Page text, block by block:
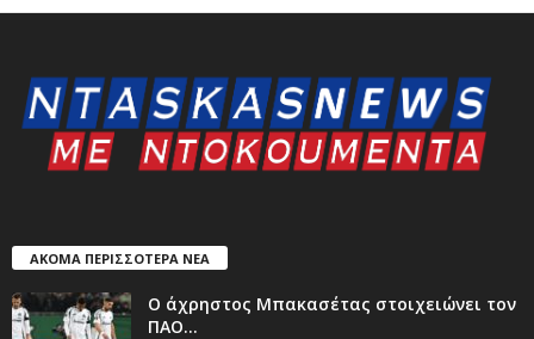
ΑΚΟΜΑ ΠΕΡΙΣΣΟΤΕΡΑ ΝΕΑ
Ο άχρηστος Μπακασέτας στοιχειώνει τον
ΠΑΟ…